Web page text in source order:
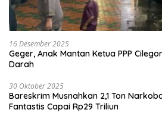
16 Desember 2025
Geger, Anak Mantan Ketua PPP
Darah
30 Oktober 2025
Bareskrim Musnahkan 2,1 Ton
Fantastis Capai Rp29 Triliun